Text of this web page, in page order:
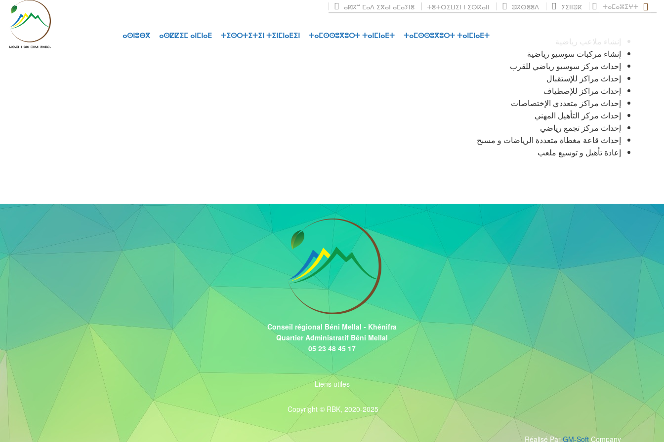
ⴰⴽⴽⵯ ⵎⴰⴷ ⵉⴳⴰⵏ ⴰⵎⴰⵢⵏⵓ ⵜⵓⵜⵔⵉⵡⵉⵏ ⵏ ⵉⵙⴽⴰⵏⵏ ⴻⴽⵙⵓⵓⴷ ⵢⵉⵏⵏⴻⴽ ⵜⴰⵎⴰⵣⵉⵖⵜ
ⴰⵙⵏⵓⴱⴳ ⴰⵙⵇⵇⵉⵎ ⴰⵏⵎⵏⴰⴹ ⵜⵉⵙⵔⵜⵉⵜⵉⵏ ⵜⵉⵏⵎⵏⴰⴹⵉⵏ ⵜⴰⵎⵙⵙⵓⴳⵓⵔⵜ ⵜⴰⵏⵎⵏⴰⴹⵜ ⵜⴰⵎⵙⵙⵓⴳⵓⵔⵜ ⵜⴰⵏⵎⵏⴰⴹⵜ
إنشاء ملاعب رياضية
إنشاء مركبات سوسيو رياضية
إحداث مركز سوسيو رياضي للقرب
إحداث مراكز للإستقبال
إحداث مراكز للإصطياف
إحداث مراكز متعددي الإختصاصات
إحداث مركز التأهيل المهني
إحداث مركز تجمع رياضي
إحداث قاعة مغطاة متعددة الرياضات و مسبح
إعادة تأهيل و توسيع ملعب
Conseil régional Béni Mellal - Khénifra
Quartier Administratif Béni Mellal
05 23 48 45 17
Liens utiles
Copyright © RBK, 2020-2025
Réalisé ParGM-Soft Company